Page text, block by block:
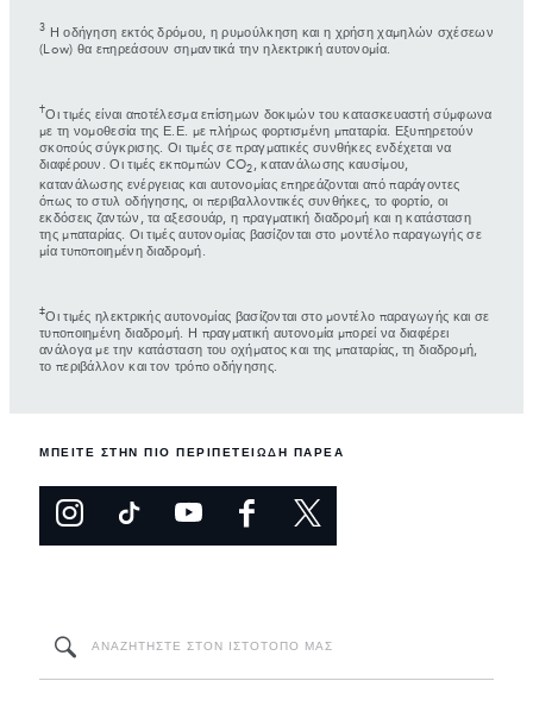
3
Η οδήγηση εκτός δρόμου, η ρυμούλκηση και η χρήση χαμηλών σχέσεων
(Low) θα επηρεάσουν σημαντικά την ηλεκτρική αυτονομία.
†Οι τιμές είναι αποτέλεσμα επίσημων δοκιμών του κατασκευαστή σύμφωνα
με τη νομοθεσία της Ε.Ε. με πλήρως φορτισμένη μπαταρία. Εξυπηρετούν
σκοπούς σύγκρισης. Οι τιμές σε πραγματικές συνθήκες ενδέχεται να
διαφέρουν. Οι τιμές εκπομπών CO2 , κατανάλωσης καυσίμου,
κατανάλωσης ενέργειας και αυτονομίας επηρεάζονται από παράγοντες
όπως το στυλ οδήγησης, οι περιβαλλοντικές συνθήκες, το φορτίο, οι
εκδόσεις ζαντών, τα αξεσουάρ, η πραγματική διαδρομή και η κατάσταση
της μπαταρίας. Οι τιμές αυτονομίας βασίζονται στο μοντέλο παραγωγής σε
μία τυποποιημένη διαδρομή.
‡Οι τιμές ηλεκτρικής αυτονομίας βασίζονται στο μοντέλο παραγωγής και σε
τυποποιημένη διαδρομή. Η πραγματική αυτονομία μπορεί να διαφέρει
ανάλογα με την κατάσταση του οχήματος και της μπαταρίας, τη διαδρομή,
το περιβάλλον και τον τρόπο οδήγησης.
ΜΠΕΙΤΕ ΣΤΗΝ ΠΙΟ ΠΕΡΙΠΕΤΕΙΩΔΗ ΠΑΡΕΑ